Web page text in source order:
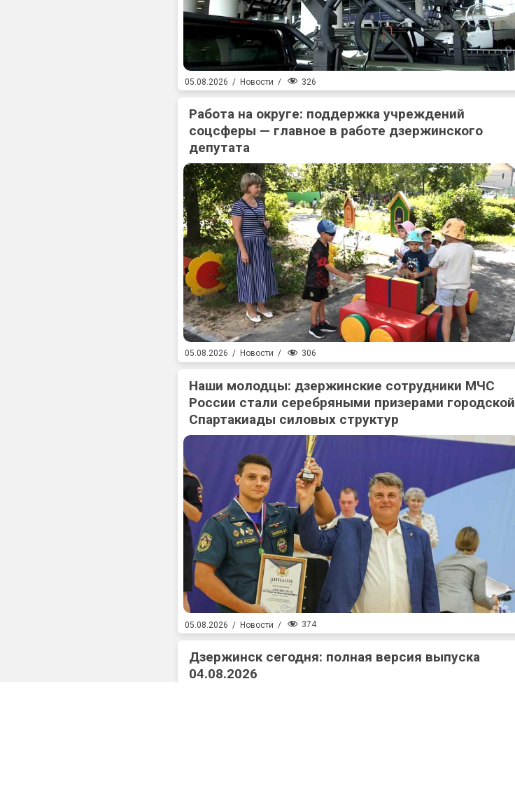
05.08.2026 / Новости / 326
Работа на округе: поддержка учреждений
соцсферы — главное в работе дзержинского
депутата
05.08.2026 / Новости / 306
Наши молодцы: дзержинские сотрудники МЧС
России стали серебряными призерами городской
Спартакиады силовых структур
05.08.2026 / Новости / 374
Дзержинск сегодня: полная версия выпуска
04.08.2026